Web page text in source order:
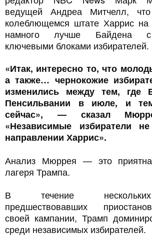
ведущей Андреа Митчелл,
колеблющемся штате Харрис
намного лучше Байдена с
ключевыми блоками избирателей.
«Итак, интересно то, что
а также… чернокожие
изменились между тем, где
Пенсильвании в июле, и
сейчас», — сказал
«Независимые избиратели
направлении Харрис».
Анализ Мюррея — это
лагеря Трампа.
В течение
предшествовавших
своей кампании, Трамп
среди независимых избирателей.